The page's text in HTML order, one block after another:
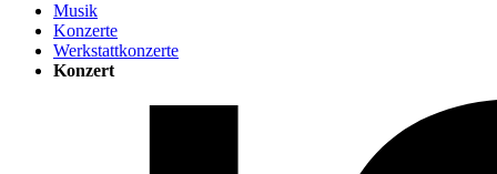
Musik
Konzerte
Werkstattkonzerte
Konzert